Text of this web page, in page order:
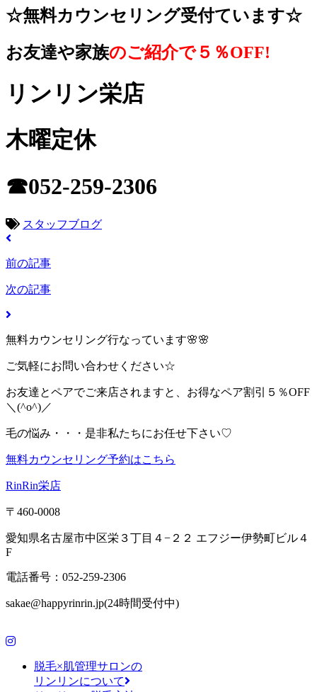
☆無料カウンセリング受付ています☆
お友達や家族のご紹介で５％OFF!
リンリン栄店
木曜定休
☎052-259-2306
スタッフブログ
前の記事
次の記事
無料カウンセリング行なっています🌸🌸
ご気軽にお問い合わせください☆
お友達とペアでご来店されますと、お得なペア割引５％OFF
＼(^o^)／
毛の悩み・・・是非私たちにお任せ下さい♡
無料カウンセリング予約はこちら
RinRin栄店
〒460-0008
愛知県名古屋市中区栄３丁目４−２２ エフジー伊勢町ビル４
F
電話番号：052-259-2306
sakae@happyrinrin.jp(24時間受付中)
脱毛×肌管理サロンの
リンリンについて